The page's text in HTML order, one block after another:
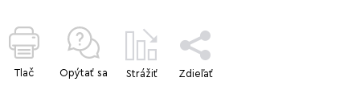
Tlač Opýtať sa Strážiť Zdieľať